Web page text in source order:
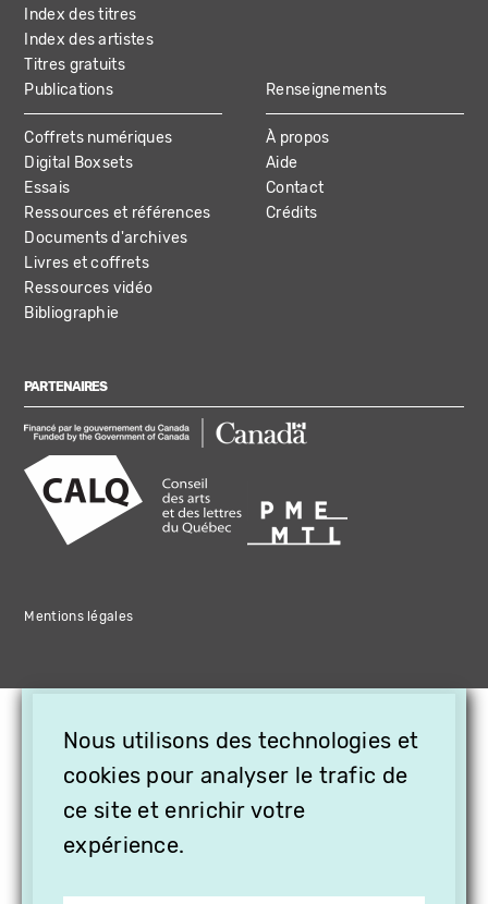
Index des titres
Index des artistes
Titres gratuits
Publications
Coffrets numériques
Digital Boxsets
Essais
Ressources et références
Documents d'archives
Livres et coffrets
Ressources vidéo
Bibliographie
Renseignements
À propos
Aide
Contact
Crédits
PARTENAIRES
Mentions légales
Nous utilisons des technologies et
cookies pour analyser le trafic de
ce site et enrichir votre
expérience.
OFFREZ LA VIDÉO EN
CADEAU, ABONNEZ VOS
PROCHES À VITHÈQUE !